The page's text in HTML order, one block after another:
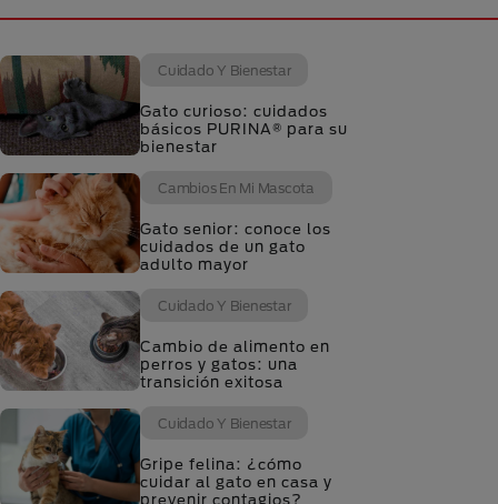
Cuidado Y Bienestar
Gato curioso: cuidados
básicos PURINA® para su
bienestar
Cambios En Mi Mascota
Gato senior: conoce los
cuidados de un gato
adulto mayor
Cuidado Y Bienestar
Cambio de alimento en
perros y gatos: una
transición exitosa
Cuidado Y Bienestar
Gripe felina: ¿cómo
cuidar al gato en casa y
prevenir contagios?